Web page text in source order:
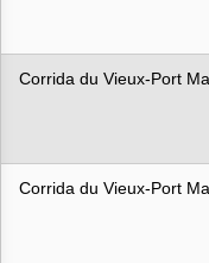
Corrida du Vieux-Port
Corrida du Vieux-Port